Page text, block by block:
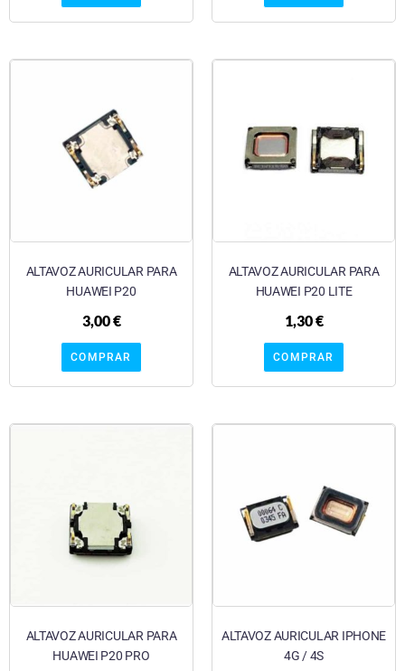
ALTAVOZ AURICULAR PARA
HUAWEI P20
3,00€
COMPRAR
ALTAVOZ AURICULAR PARA
HUAWEI P20 LITE
1,30€
COMPRAR
ALTAVOZ AURICULAR PARA
HUAWEI P20 PRO
ALTAVOZ AURICULAR IPHONE
4G / 4S